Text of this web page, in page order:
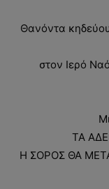
Θανόντα
στον Ιερό
ΤΑ
Η ΣΟΡΟΣ ΘΑ